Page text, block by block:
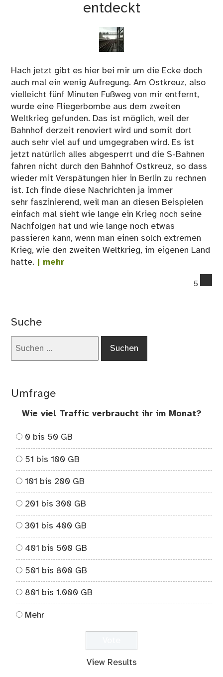
entdeckt
Hach jetzt gibt es hier bei mir um die Ecke doch
auch mal ein wenig Aufregung. Am Ostkreuz, also
vielleicht fünf Minuten Fußweg von mir entfernt,
wurde eine Fliegerbombe aus dem zweiten
Weltkrieg gefunden. Das ist möglich, weil der
Bahnhof derzeit renoviert wird und somit dort
auch sehr viel auf und umgegraben wird. Es ist
jetzt natürlich alles abgesperrt und die S-Bahnen
fahren nicht durch den Bahnhof Ostkreuz, so dass
wieder mit Verspätungen hier in Berlin zu rechnen
ist. Ich finde diese Nachrichten ja immer
sehr faszinierend, weil man an diesen Beispielen
einfach mal sieht wie lange ein Krieg noch seine
Nachfolgen hat und wie lange noch etwas
passieren kann, wenn man einen solch extremen
Krieg, wie den zweiten Weltkrieg, im eigenen Land
hatte. | mehr
5
Suche
Umfrage
Wie viel Traffic verbraucht ihr im Monat?
0 bis 50 GB
51 bis 100 GB
101 bis 200 GB
201 bis 300 GB
301 bis 400 GB
401 bis 500 GB
501 bis 800 GB
801 bis 1.000 GB
Mehr
View Results